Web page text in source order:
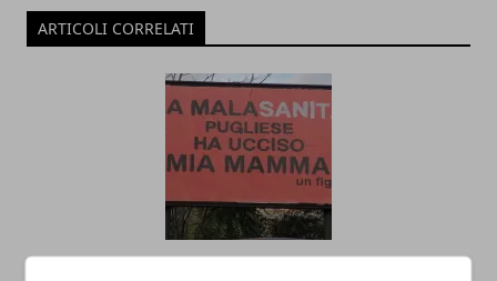
ARTICOLI CORRELATI